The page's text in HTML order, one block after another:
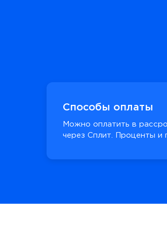
Способы оплаты
Можно оплатить в
через Сплит. Проценты и